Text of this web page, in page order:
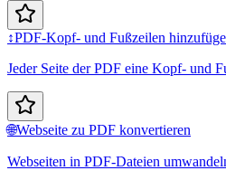
↕️PDF-Kopf- und Fußzeilen
Jeder Seite der PDF eine Kopf- und
🌐Webseite zu PDF konvertieren
Webseiten in PDF-Dateien